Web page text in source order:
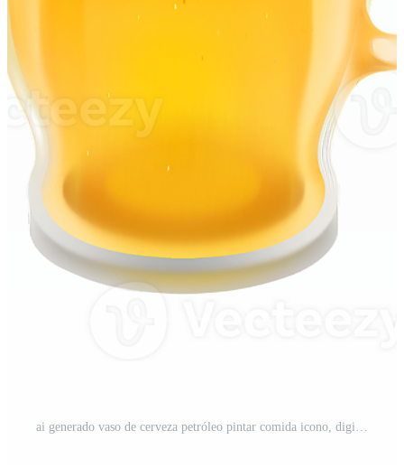
ai generado vaso de cerveza petróleo pintar comida icono, digital pintura estilo PNG Pro